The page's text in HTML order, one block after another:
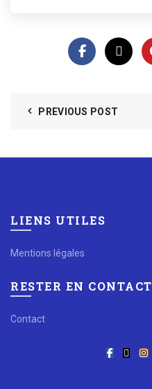
PREVIOUS POST
LIENS UTILES
Mentions légales
RESTER EN CONTACT
Contact